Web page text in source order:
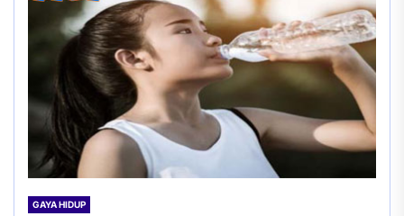
GAYA HIDUP